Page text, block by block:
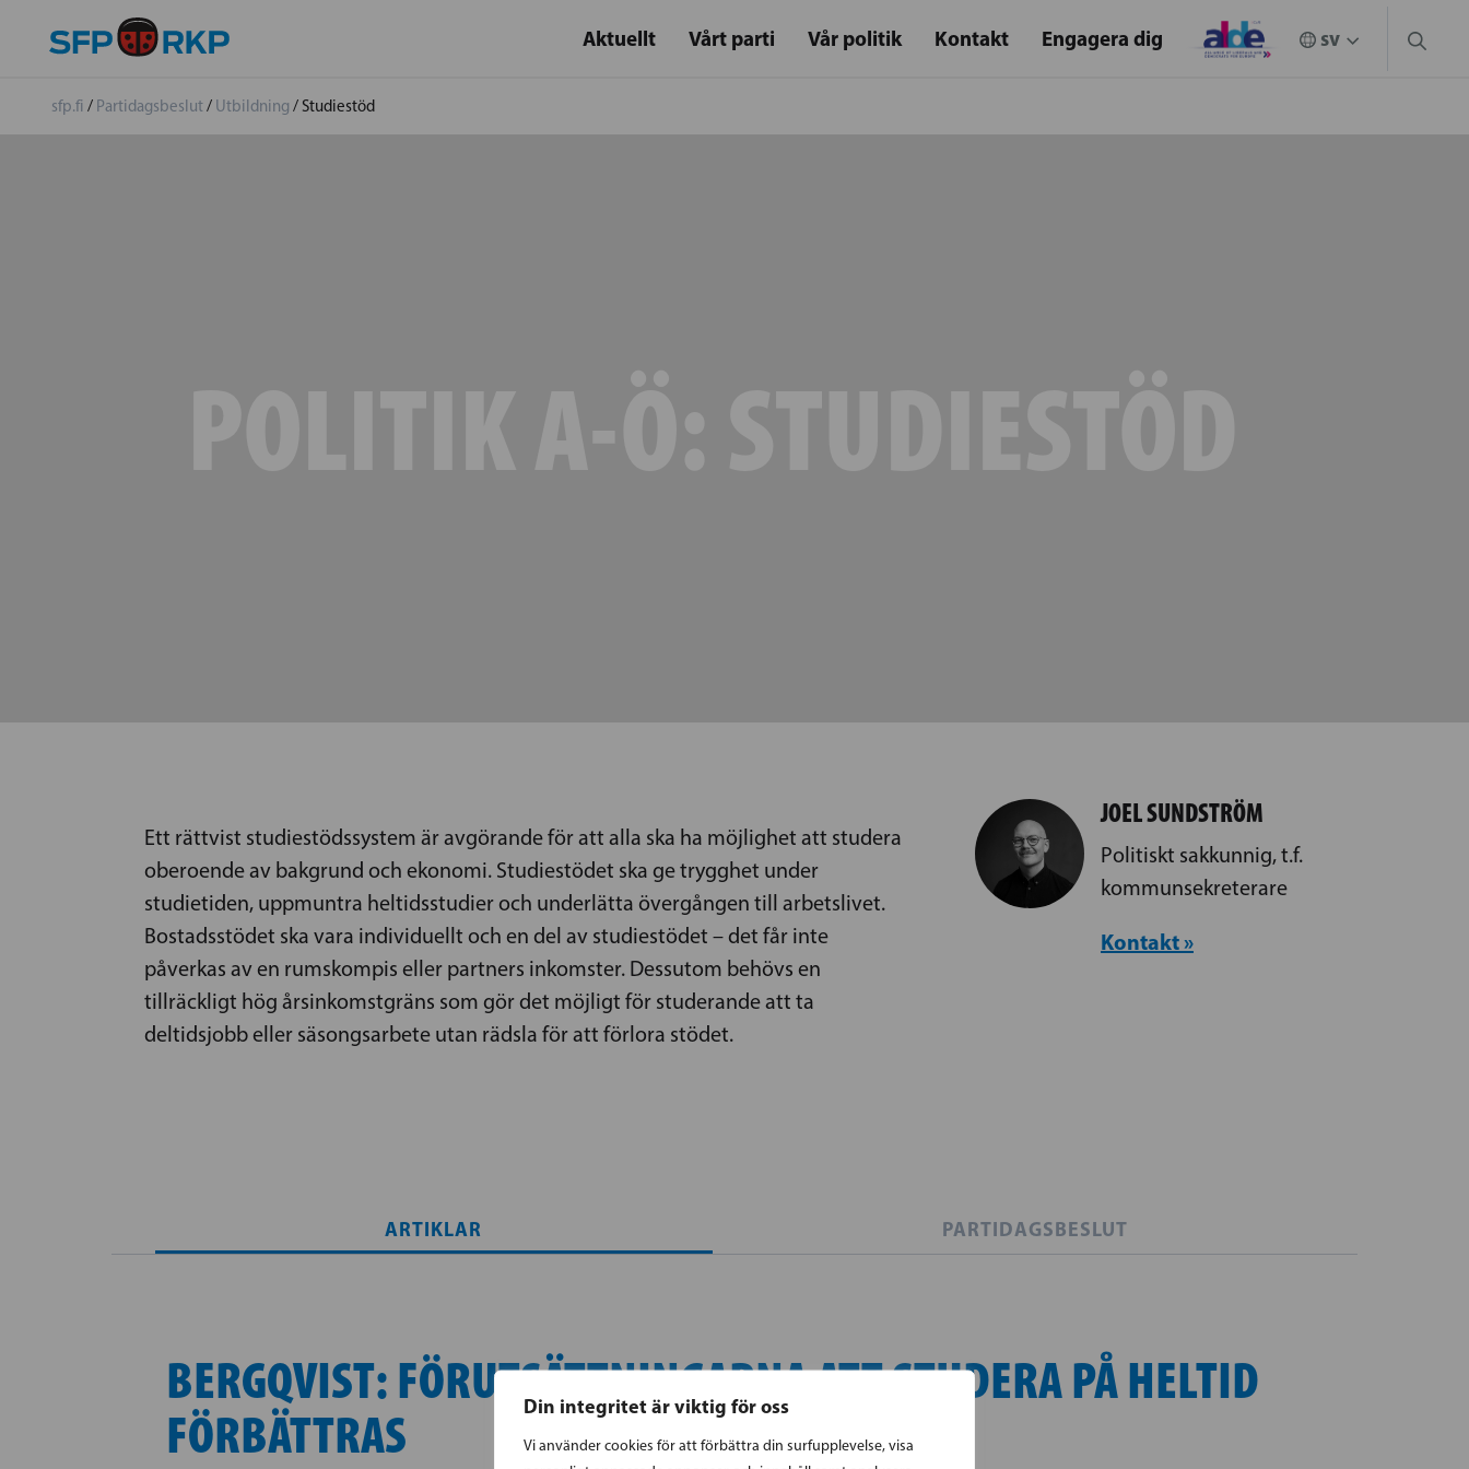
Din integritet är viktig för oss
Vi använder cookies för att förbättra din surfupplevelse, visa
Aktuellt Vårt parti Vår politik Kontakt Engagera dig
sfp.fi / Partidagsbeslut/ Utbildning / Studiestöd
Ett rättvist studiestödssystem är avgörande för att alla ska ha möjlighet att studera
oberoende av bakgrund och ekonomi. Studiestödet ska ge trygghet under
studietiden, uppmuntra heltidsstudier och underlätta övergången till arbetslivet.
Bostadsstödet ska vara individuellt och en del av studiestödet – det får inte
påverkas av en rumskompis eller partners inkomster. Dessutom behövs en
tillräckligt hög årsinkomstgräns som gör det möjligt för studerande att ta
deltidsjobb eller säsongsarbete utan rädsla för att förlora stödet.
JOEL SUNDSTRÖM
Politiskt sakkunnig, t.f.
kommunsekreterare
Kontakt »
ARTIKLAR PARTIDAGSBESLUT
BERGQVIST: FÖRUTSÄTTNINGARNA ATT STUDERA PÅ HELTID
FÖRBÄTTRAS